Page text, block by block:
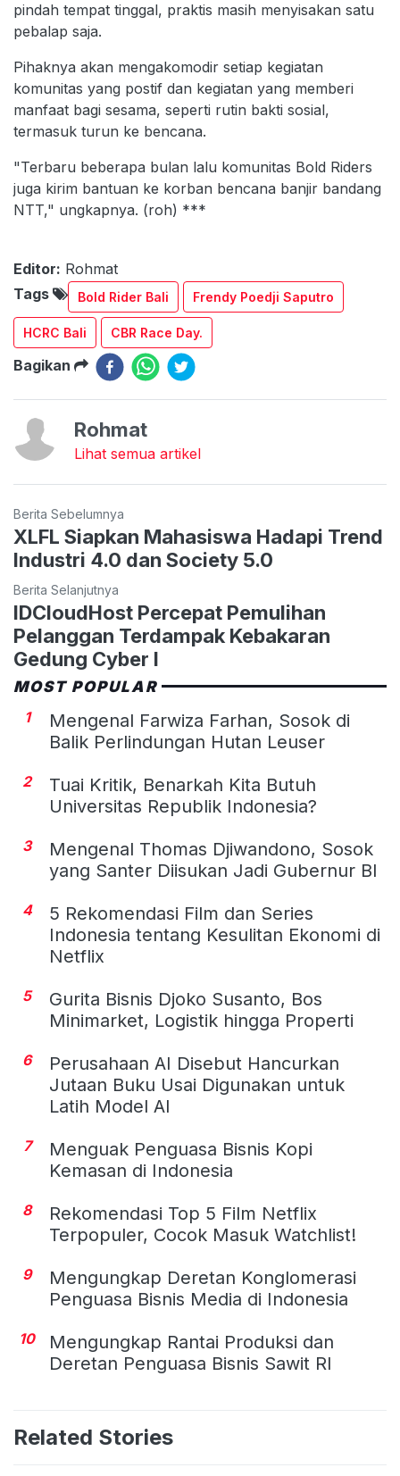
pindah tempat tinggal, praktis masih menyisakan satu
pebalap saja.
Pihaknya akan mengakomodir setiap kegiatan
komunitas yang postif dan kegiatan yang memberi
manfaat bagi sesama, seperti rutin bakti sosial,
termasuk turun ke bencana.
"Terbaru beberapa bulan lalu komunitas Bold Riders
juga kirim bantuan ke korban bencana banjir bandang
NTT," ungkapnya. (roh) ***
Editor: Rohmat
Tags
Bold Rider Bali Frendy Poedji Saputro
HCRC Bali CBR Race Day.
Bagikan
Rohmat
Lihat semua artikel
Berita Sebelumnya
XLFL Siapkan Mahasiswa Hadapi Trend
Industri 4.0 dan Society 5.0
Berita Selanjutnya
IDCloudHost Percepat Pemulihan
Pelanggan Terdampak Kebakaran
Gedung Cyber I
MOST POPULAR
1
Mengenal Farwiza Farhan, Sosok di
Balik Perlindungan Hutan Leuser
2
Tuai Kritik, Benarkah Kita Butuh
Universitas Republik Indonesia?
3
Mengenal Thomas Djiwandono, Sosok
yang Santer Diisukan Jadi Gubernur BI
4
5 Rekomendasi Film dan Series
Indonesia tentang Kesulitan Ekonomi di
Netflix
5
Gurita Bisnis Djoko Susanto, Bos
Minimarket, Logistik hingga Properti
6
Perusahaan AI Disebut Hancurkan
Jutaan Buku Usai Digunakan untuk
Latih Model AI
7
Menguak Penguasa Bisnis Kopi
Kemasan di Indonesia
8
Rekomendasi Top 5 Film Netflix
Terpopuler, Cocok Masuk Watchlist!
9
Mengungkap Deretan Konglomerasi
Penguasa Bisnis Media di Indonesia
10
Mengungkap Rantai Produksi dan
Deretan Penguasa Bisnis Sawit RI
Related Stories